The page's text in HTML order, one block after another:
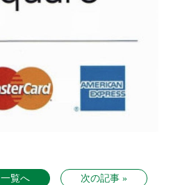
一覧へ 次の記事 »